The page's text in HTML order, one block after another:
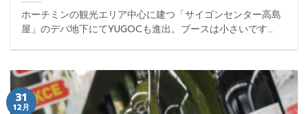
ホーチミンの観光エリア中心に建つ「サイゴンセンター高島
屋」のデパ地下にてYUGOCも進出。ブースは小さいです
31
12月